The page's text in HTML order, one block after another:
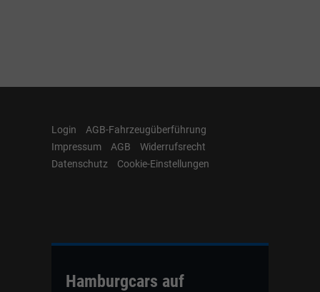
Login
AGB-Fahrzeugüberführung
Impressum
AGB
Widerrufsrecht
Datenschutz
Cookie-Einstellungen
Hamburgcars auf